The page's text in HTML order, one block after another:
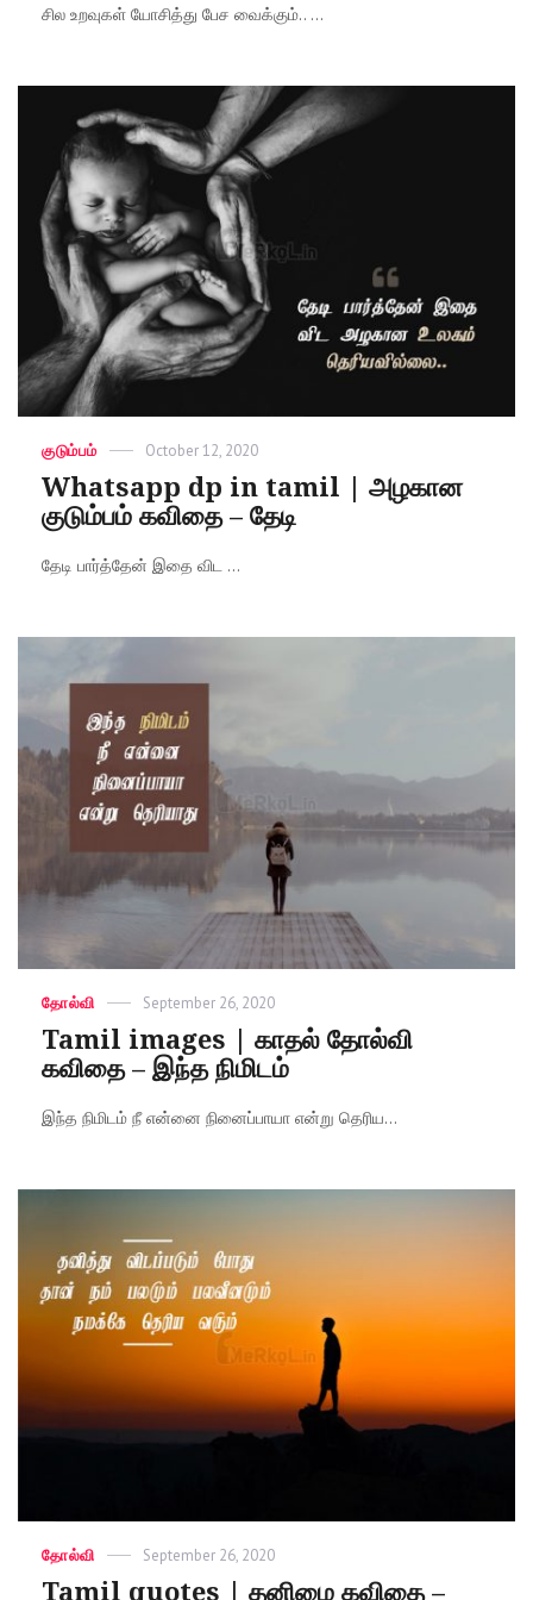
சில உறவுகள் யோசித்து பேச வைக்கும்.. ...
Categories
குடும்பம்
Posted
October 12, 2020
Whatsapp dp in tamil | அழகான
குடும்பம் கவிதை – தேடி
தேடி பார்த்தேன் இதை விட ...
Categories
தோல்வி
Posted
September 26, 2020
Tamil images | காதல் தோல்வி
கவிதை – இந்த நிமிடம்
இந்த நிமிடம் நீ என்னை நினைப்பாயா என்று தெரிய...
Categories
தோல்வி
Posted
September 26, 2020
Tamil quotes | தனிமை கவிதை –